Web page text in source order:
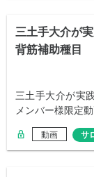
三土手大介が
背筋補助種目
三土手大介が実
メンバー様限定
動画 サ